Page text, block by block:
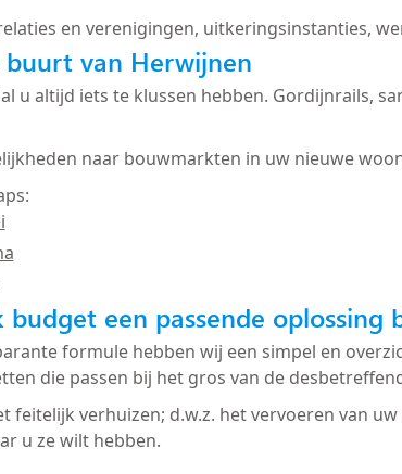
en verenigingen, uitkeringsinstanties,
van Herwijnen
u altijd iets te klussen hebben. Gordijnrails,
naar bouwmarkten in uw nieuwe
een passende oplossing
formule hebben wij een simpel en
die passen bij het gros van de
feitelijk verhuizen; d.w.z. het vervoeren van
u ze wilt hebben.